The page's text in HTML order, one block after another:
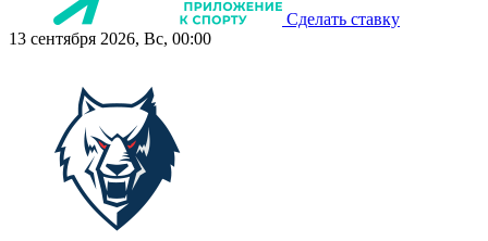
Сделать ставку
13 сентября 2026, Вс, 00:00